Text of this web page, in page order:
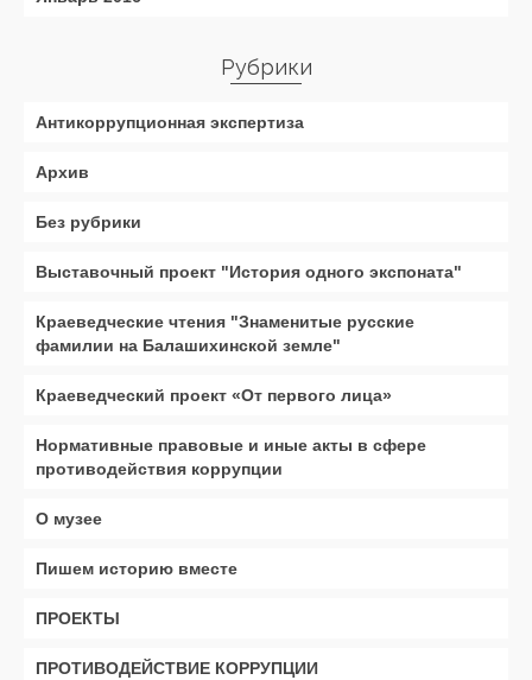
Рубрики
Антикоррупционная экспертиза
Архив
Без рубрики
Выставочный проект "История одного экспоната"
Краеведческие чтения "Знаменитые русские
фамилии на Балашихинской земле"
Краеведческий проект «От первого лица»
Нормативные правовые и иные акты в сфере
противодействия коррупции
О музее
Пишем историю вместе
ПРОЕКТЫ
ПРОТИВОДЕЙСТВИЕ КОРРУПЦИИ